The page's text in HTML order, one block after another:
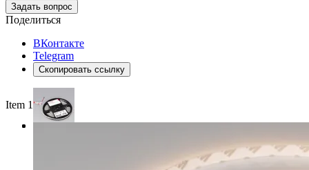
Задать вопрос
Поделиться
ВКонтакте
Telegram
Скопировать ссылку
Item 1 of 3